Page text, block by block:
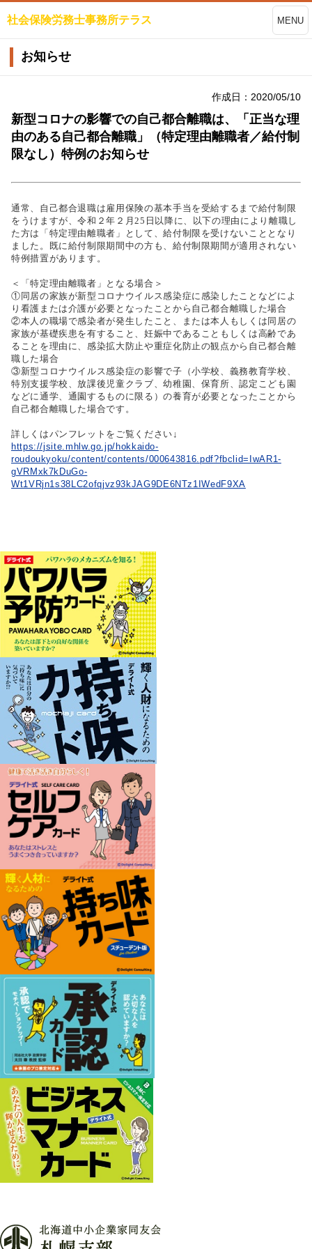
社会保険労務士事務所テラス MENU
お知らせ
作成日：2020/05/10
新型コロナの影響での自己都合離職は、「正当な理
由のある自己都合離職」（特定理由離職者／給付制
限なし）特例のお知らせ
通常、自己都合退職は雇用保険の基本手当を受給するまで給付制限
をうけますが、令和２年２月25日以降に、以下の理由により離職し
た方は「特定理由離職者」として、給付制限を受けないこととなり
ました。既に給付制限期間中の方も、給付制限期間が適用されない
特例措置があります。
＜「特定理由離職者」となる場合＞
①同居の家族が新型コロナウイルス感染症に感染したことなどによ
り看護または介護が必要となったことから自己都合離職した場合
②本人の職場で感染者が発生したこと、または本人もしくは同居の
家族が基礎疾患を有すること、妊娠中であることもしくは高齢であ
ることを理由に、感染拡大防止や重症化防止の観点から自己都合離
職した場合
③新型コロナウイルス感染症の影響で子（小学校、義務教育学校、
特別支援学校、放課後児童クラブ、幼稚園、保育所、認定こども園
などに通学、通園するものに限る）の養育が必要となったことから
自己都合離職した場合です。
詳しくはパンフレットをご覧ください↓
https://jsite.mhlw.go.jp/hokkaido-
roudoukyoku/content/contents/000643816.pdf?fbclid=IwAR1-
gVRMxk7kDuGo-
Wt1VRjn1s38LC2ofqjvz93kJAG9DE6NTz1IWedF9XA